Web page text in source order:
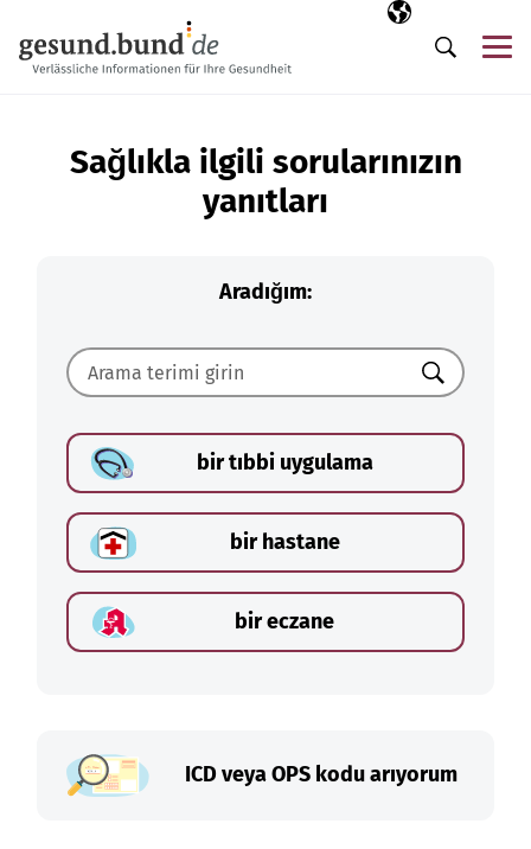
Seçili dil
TR
Arama
Sağlıkla ilgili sorularınızın
yanıtları
Aradığım:
Ara
bir tıbbi uygulama
bir hastane
bir eczane
ICD veya OPS kodu arıyorum